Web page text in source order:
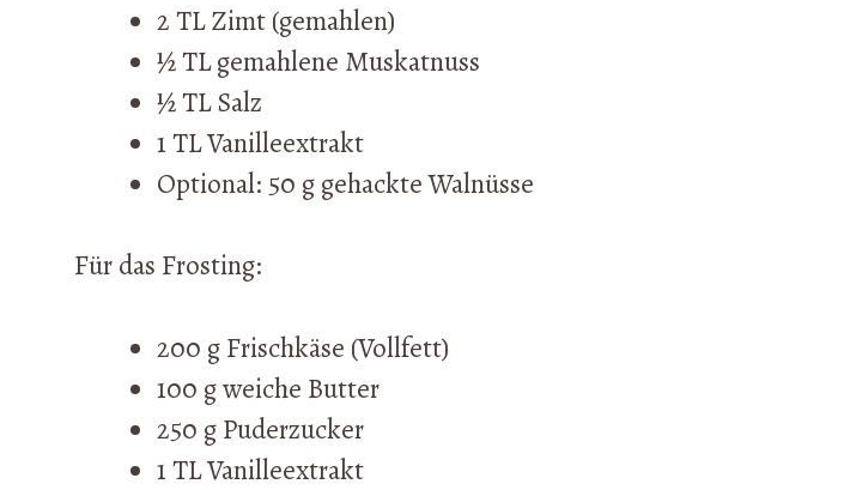
2 TL Zimt (gemahlen)
½ TL gemahlene Muskatnuss
½ TL Salz
1 TL Vanilleextrakt
Optional: 50 g gehackte Walnüsse
Für das Frosting:
200 g Frischkäse (Vollfett)
100 g weiche Butter
250 g Puderzucker
1 TL Vanilleextrakt